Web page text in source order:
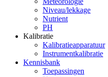
Niveau/lekkage
Nutrient
PH
Kalibratie
Kalibratieapparatuur
Instrumentkalibratie
Kennisbank
Toepassingen